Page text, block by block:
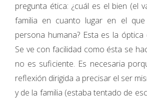
pregunta ética: ¿cuál es el bien (el
familia en cuanto lugar en el
persona humana? Esta es la óptica
Se ve con facilidad como ésta se
no es suficiente. Es necesaria
reflexión dirigida a precisar el ser
y de la familia (estaba tentado de